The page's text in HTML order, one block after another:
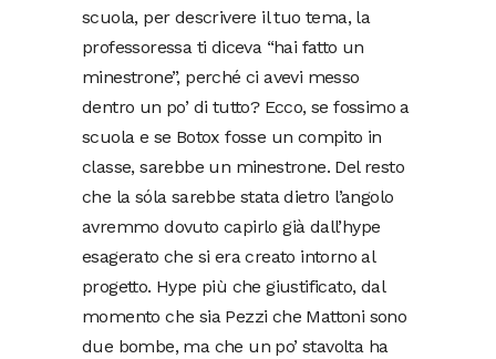
scuola, per descrivere il tuo tema, la
professoressa ti diceva “hai fatto un
minestrone”, perché ci avevi messo
dentro un po’ di tutto? Ecco, se fossimo a
scuola e se Botox fosse un compito in
classe, sarebbe un minestrone. Del resto
che la sóla sarebbe stata dietro l’angolo
avremmo dovuto capirlo già dall’hype
esagerato che si era creato intorno al
progetto. Hype più che giustificato, dal
momento che sia Pezzi che Mattoni sono
due bombe, ma che un po’ stavolta ha